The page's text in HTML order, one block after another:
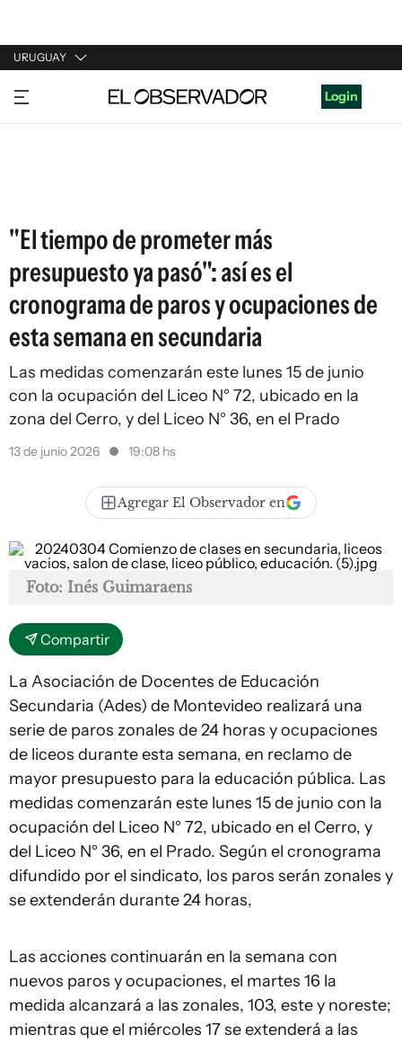
URUGUAY
URUGUAY
ARGENTINA
Login
"El tiempo de prometer más
presupuesto ya pasó": así es el
cronograma de paros y ocupaciones de
esta semana en secundaria
Las medidas comenzarán este lunes 15 de junio
con la ocupación del Liceo N° 72, ubicado en la
zona del Cerro, y del Liceo N° 36, en el Prado
13 de junio 2026 19:08 hs
Agregar El Observador en
Foto: Inés Guimaraens
Compartir
La Asociación de Docentes de Educación
Secundaria (Ades) de Montevideo realizará una
serie de paros zonales de 24 horas y ocupaciones
de liceos durante esta semana, en reclamo de
mayor presupuesto para la educación pública. Las
medidas comenzarán este lunes 15 de junio con la
ocupación del Liceo N° 72, ubicado en el Cerro, y
del Liceo N° 36, en el Prado. Según el cronograma
difundido por el sindicato, los paros serán zonales y
se extenderán durante 24 horas,
Las acciones continuarán en la semana con
nuevos paros y ocupaciones, el martes 16 la
medida alcanzará a las zonales, 103, este y noreste;
mientras que el miércoles 17 se extenderá a las